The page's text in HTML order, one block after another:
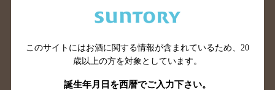
広島県のバー検索
岡山県のバー検索
山口県のバー検索
鳥取県のバー検索
島根県のバー検索
徳島県のバー検索
香川県のバー検索
愛媛県のバー検索
このサイトにはお酒に関する情報が含まれているため、 20
歳以上の方を対象としています。
誕生年月日を西暦でご入力下さい。